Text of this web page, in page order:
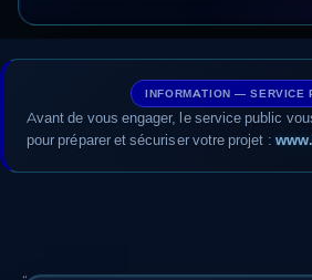
INFORMATION — SERVICE
Avant de vous engager, le service public
pour préparer et sécuriser votre projet :